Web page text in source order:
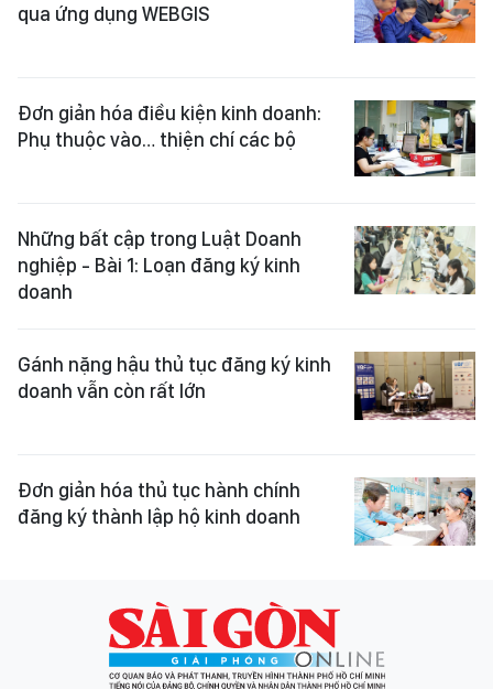
qua ứng dụng WEBGIS
Đơn giản hóa điều kiện kinh doanh:
Phụ thuộc vào… thiện chí các bộ
Những bất cập trong Luật Doanh
nghiệp - Bài 1: Loạn đăng ký kinh
doanh
Gánh nặng hậu thủ tục đăng ký kinh
doanh vẫn còn rất lớn
Đơn giản hóa thủ tục hành chính
đăng ký thành lập hộ kinh doanh